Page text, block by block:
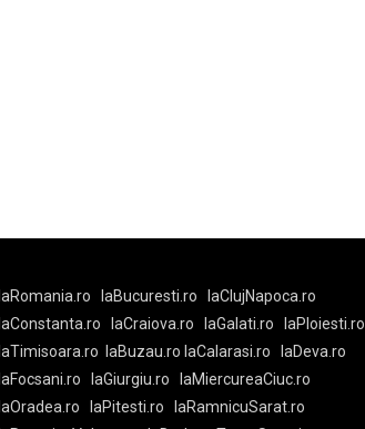
laRomania.ro laBucuresti.ro
laClujNapoca.ro
laConstanta.ro
laCraiova.ro laGalati.ro
laPloiesti.ro
laTimisoara.ro
laBuzau.ro laCalarasi.ro
laDeva.ro
laFocsani.ro
laGiurgiu.ro
laMiercureaCiuc.ro
laOradea.ro
laPitesti.ro
laRamnicuSarat.ro